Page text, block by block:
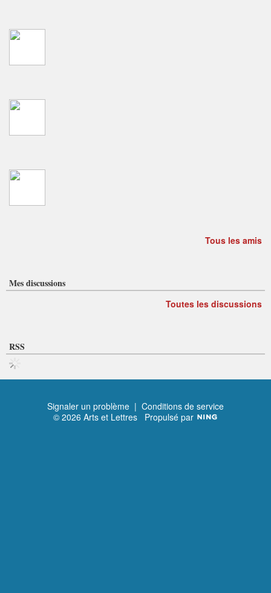
Tous les amis
Mes discussions
Toutes les discussions
RSS
Signaler un problème | Conditions de service
© 2026 Arts et Lettres Propulsé par